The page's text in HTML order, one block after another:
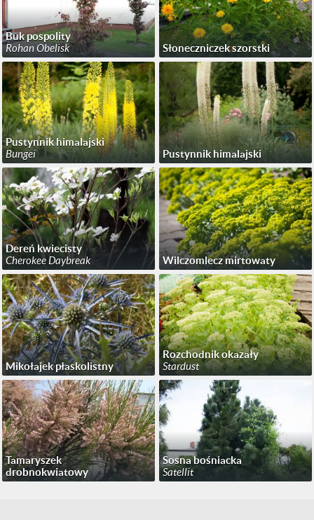
Buk pospolity
Rohan Obelisk
Słoneczniczek szorstki
Pustynnik himalajski
Bungei
Pustynnik himalajski
Dereń kwiecisty
Cherokee Daybreak
Wilczomlecz mirtowaty
Mikołajek płaskolistny
Rozchodnik okazały
Stardust
Tamaryszek
drobnokwiatowy
Sosna bośniacka
Satellit